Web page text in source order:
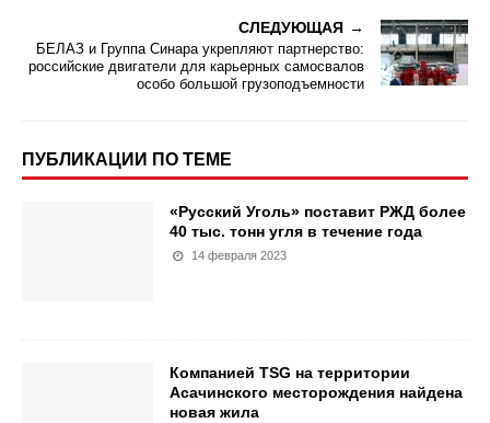
СЛЕДУЮЩАЯ
БЕЛАЗ и Группа Синара укрепляют партнерство:
российские двигатели для карьерных самосвалов
особо большой грузоподъемности
ПУБЛИКАЦИИ ПО ТЕМЕ
«Русский Уголь» поставит РЖД более
40 тыс. тонн угля в течение года
14 февраля 2023
Компанией TSG на территории
Асачинского месторождения найдена
новая жила